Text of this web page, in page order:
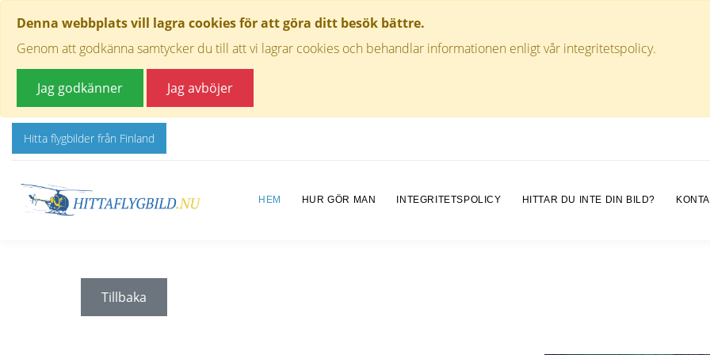
Denna webbplats vill lagra cookies för att göra ditt besök bättre.
Genom att godkänna samtycker du till att vi lagrar cookies och behandlar informationen enligt vår integritetspolicy.
Jag godkänner Jag avböjer
Hitta flygbilder från Finland
HEM HUR GÖR MAN INTEGRITETSPOLICY HITTAR DU INTE DIN BILD?
Tillbaka